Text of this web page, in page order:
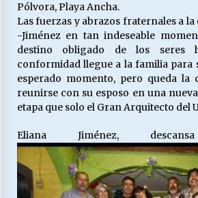
Pólvora, Playa Ancha.
Las fuerzas y abrazos fraternales a
-Jiménez en tan indeseable
destino obligado de los seres
conformidad llegue a la familia para
esperado momento, pero queda la
reunirse con su esposo en una
etapa que solo el Gran Arquitecto del
Eliana Jiménez,